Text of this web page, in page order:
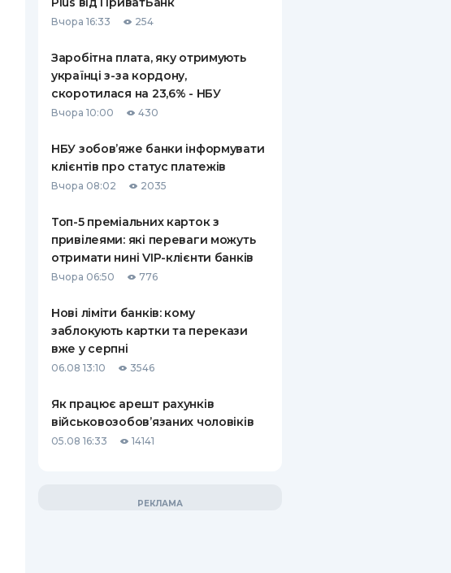
Вчора 16:33 254
Заробітна плата, яку отримують
українці з-за кордону,
скоротилася на 23,6% - НБУ
Вчора 10:00 430
НБУ зобов’яже банки інформувати
клієнтів про статус платежів
Вчора 08:02 2035
Топ-5 преміальних карток з
привілеями: які переваги можуть
отримати нині VIP-клієнти банків
Вчора 06:50 776
Нові ліміти банків: кому
заблокують картки та перекази
вже у серпні
06.08 13:10 3546
Як працює арешт рахунків
військовозобов’язаних чоловіків
05.08 16:33 14141